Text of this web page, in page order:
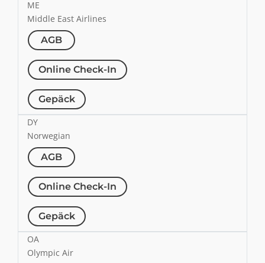
ME
Middle East Airlines
AGB
Online Check-In
Gepäck
DY
Norwegian
AGB
Online Check-In
Gepäck
OA
Olympic Air